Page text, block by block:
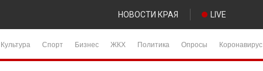
НОВОСТИ КРАЯ LIVE
Культура Спорт Бизнес ЖКХ Политика Опросы Коронавирус